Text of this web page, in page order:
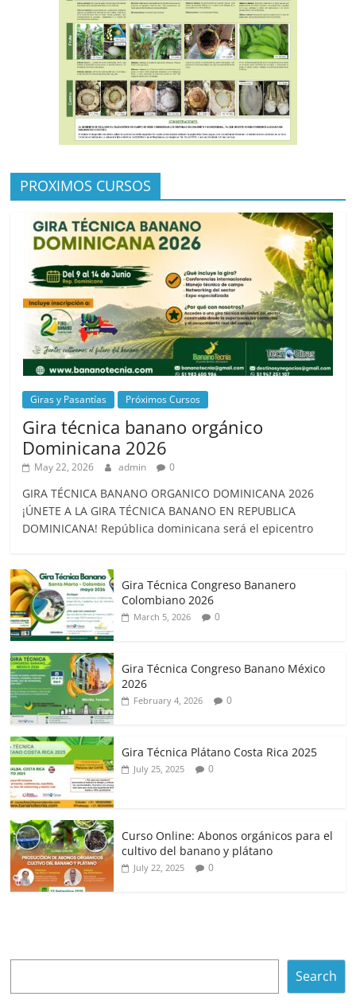
PROXIMOS CURSOS
Giras y Pasantías Próximos Cursos
Gira técnica banano orgánico
Dominicana 2026
May 22, 2026 admin 0
GIRA TÉCNICA BANANO ORGANICO DOMINICANA 2026
¡ÚNETE A LA GIRA TÉCNICA BANANO EN REPUBLICA
DOMINICANA! República dominicana será el epicentro
Gira Técnica Congreso Bananero
Colombiano 2026
March 5, 2026 0
Gira Técnica Congreso Banano México
2026
February 4, 2026 0
Gira Técnica Plátano Costa Rica 2025
July 25, 2025 0
Curso Online: Abonos orgánicos para el
cultivo del banano y plátano
July 22, 2025 0
Search